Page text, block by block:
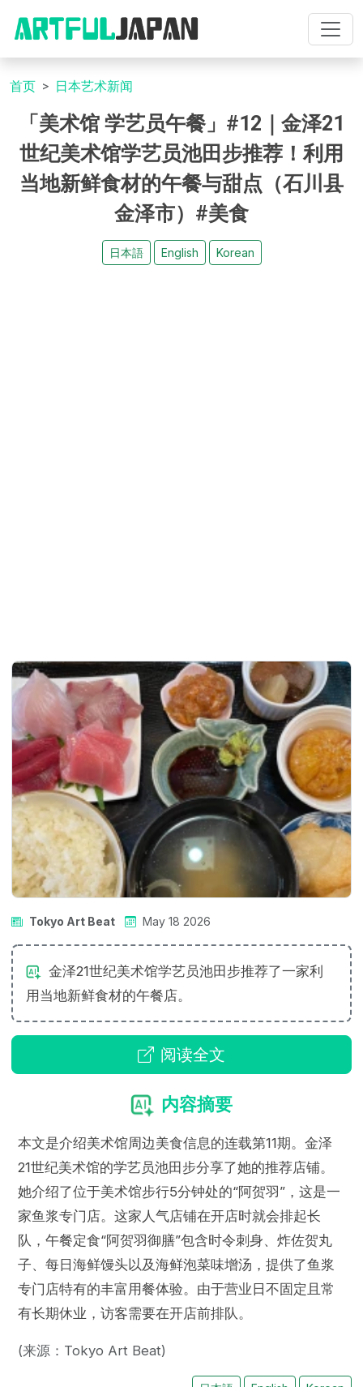
首页 日本艺术新闻
「美术馆 学艺员午餐」#12｜金泽21
世纪美术馆学艺员池田步推荐！利用
当地新鲜食材的午餐与甜点（石川县
金泽市）#美食
日本語 English Korean
Tokyo Art Beat May 18 2026
金泽21世纪美术馆学艺员池田步推荐了一家利
用当地新鲜食材的午餐店。
阅读全文
内容摘要
本文是介绍美术馆周边美食信息的连载第11期。金泽
21世纪美术馆的学艺员池田步分享了她的推荐店铺。
她介绍了位于美术馆步行5分钟处的“阿贺羽”，这是一
家鱼浆专门店。这家人气店铺在开店时就会排起长
队，午餐定食“阿贺羽御膳”包含时令刺身、炸佐贺丸
子、每日海鲜馒头以及海鲜泡菜味增汤，提供了鱼浆
专门店特有的丰富用餐体验。由于营业日不固定且常
有长期休业，访客需要在开店前排队。
(来源：Tokyo Art Beat)